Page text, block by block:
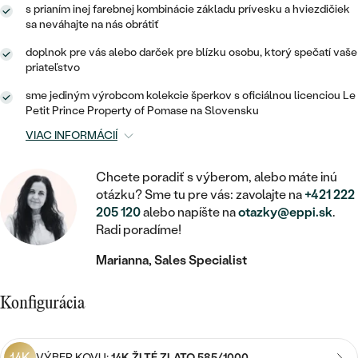
RUČNE RYTÉ
S VÝPLŇOU
PODĽA CENY
CENOVO DOSTUPNÉ
LUXUSNÉ
ZAČAŤ S DIAMANTOM
ZAČAŤ S LABGROWN DIAMANTOM
PODĽA DRAHOKAMU
LAB GROWN DIAMANT
MOISSANIT
DETSKÉ ŠPERKY
BROŠNE
DOPLNKY
ZLATÉ
STRIEBORNÉ
PLATINOVÉ
PODĽA DRAHOKAMU
S DIAMANTMI
DETSKÉ
PIERCING
PODĽA DRAHOKAMU
S DIAMANTMI
S DRAHOKAMAMI
S PERLAMI
PODĽA CENY
CENOVO DOSTUPNÉ
LUXUSNÉ
MEDAILÓNY
RETIAZKY
V TVARE SRDCA
SO ZVIERATAMI
PODĽA DRAHOKAMU
S DIAMANTMI
S DRAHOKAMAMI
S PERLAMI
PODĽA CENY
PERSONALIZOVANÉ
PODĽA DRAHOKAMU
S DRAHOKAMAMI
S PERLAMI
s prianím inej farebnej kombinácie základu prívesku a hviezdičiek
sa neváhajte na nás obrátiť
doplnok pre vás alebo darček pre blízku osobu, ktorý spečatí vaše
priateľstvo
sme jediným výrobcom kolekcie šperkov s oficiálnou licenciou Le
Petit Prince Property of Pomase na Slovensku
VIAC INFORMÁCIÍ
Chcete poradiť s výberom, alebo máte inú
otázku? Sme tu pre vás: zavolajte na+421 222
205 120alebo napíšte naotazky@eppi.sk.
Radi poradíme!
Marianna, Sales Specialist
Konfigurácia